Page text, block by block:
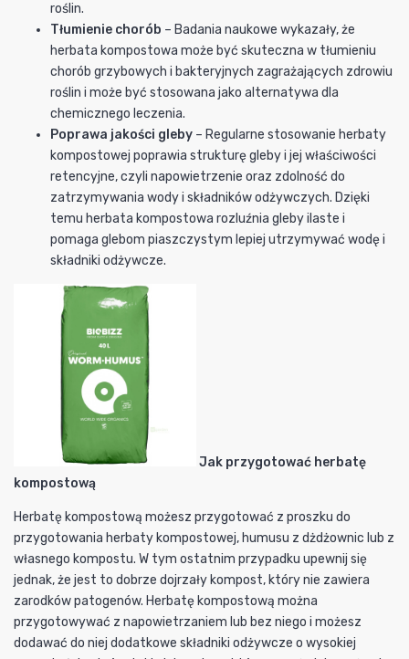
roślin.
Tłumienie chorób – Badania naukowe wykazały, że
herbata kompostowa może być skuteczna w tłumieniu
chorób grzybowych i bakteryjnych zagrażających zdrowiu
roślin i może być stosowana jako alternatywa dla
chemicznego leczenia.
Poprawa jakości gleby – Regularne stosowanie herbaty
kompostowej poprawia strukturę gleby i jej właściwości
retencyjne, czyli napowietrzenie oraz zdolność do
zatrzymywania wody i składników odżywczych. Dzięki
temu herbata kompostowa rozluźnia gleby ilaste i
pomaga glebom piaszczystym lepiej utrzymywać wodę i
składniki odżywcze.
Jak przygotować herbatę
kompostową
Herbatę kompostową możesz przygotować z proszku do
przygotowania herbaty kompostowej, humusu z dżdżownic lub z
własnego kompostu. W tym ostatnim przypadku upewnij się
jednak, że jest to dobrze dojrzały kompost, który nie zawiera
zarodków patogenów. Herbatę kompostową można
przygotowywać z napowietrzaniem lub bez niego i możesz
dodawać do niej dodatkowe składniki odżywcze o wysokiej